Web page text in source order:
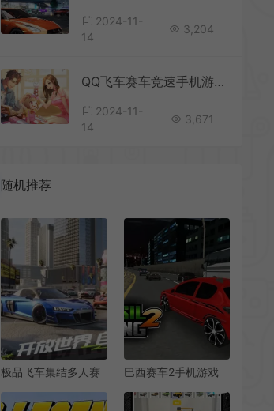
2024-11-
14
3,204
QQ飞车赛车竞速手机游戏[Android][v1.47.0.60405]
2024-11-
14
3,671
随机推荐
极品飞车集结多人赛
[v1.2.310.2106343]
巴西赛车2手机游戏